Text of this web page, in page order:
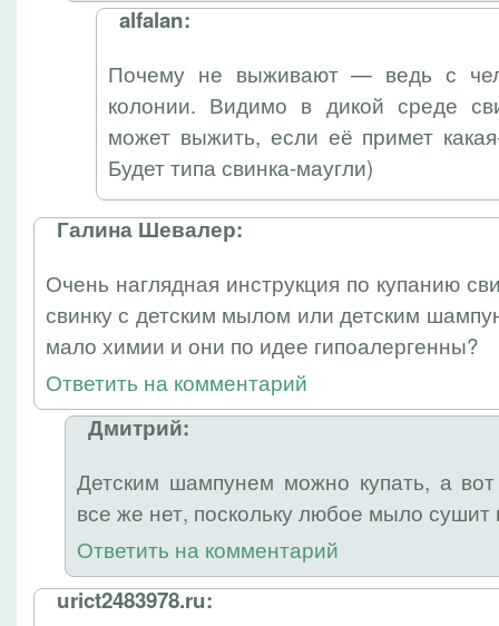
alfalan:
Почему не выживают — ведь с
колонии. Видимо в дикой среде
может выжить, если её примет
Будет типа свинка-маугли)
Галина Шевалер:
Очень наглядная инструкция по купанию
свинку с детским мылом или детским
мало химии и они по идее гипоалергенны?
Ответить на комментарий
Дмитрий:
Детским шампунем можно купать, а
все же нет, поскольку любое мыло сушит
Ответить на комментарий
urict2483978.ru: